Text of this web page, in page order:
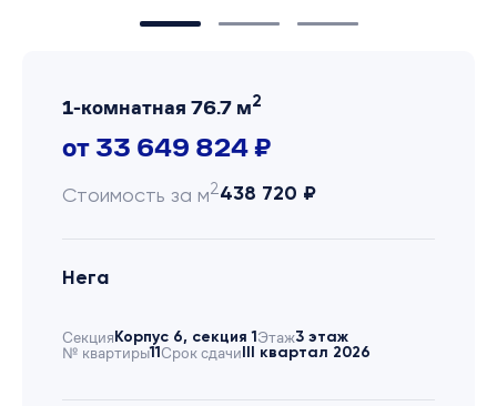
1-комнатная 76.7 м2
от 33 649 824 ₽
Стоимость за м2438 720 ₽
Нега
СекцияКорпус 6, секция 1Этаж3 этаж
№ квартиры11Срок сдачиIII квартал 2026